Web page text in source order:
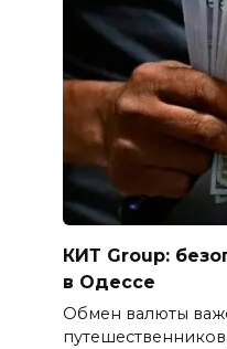
КИТ Group:
в Одессе
Обмен валюты